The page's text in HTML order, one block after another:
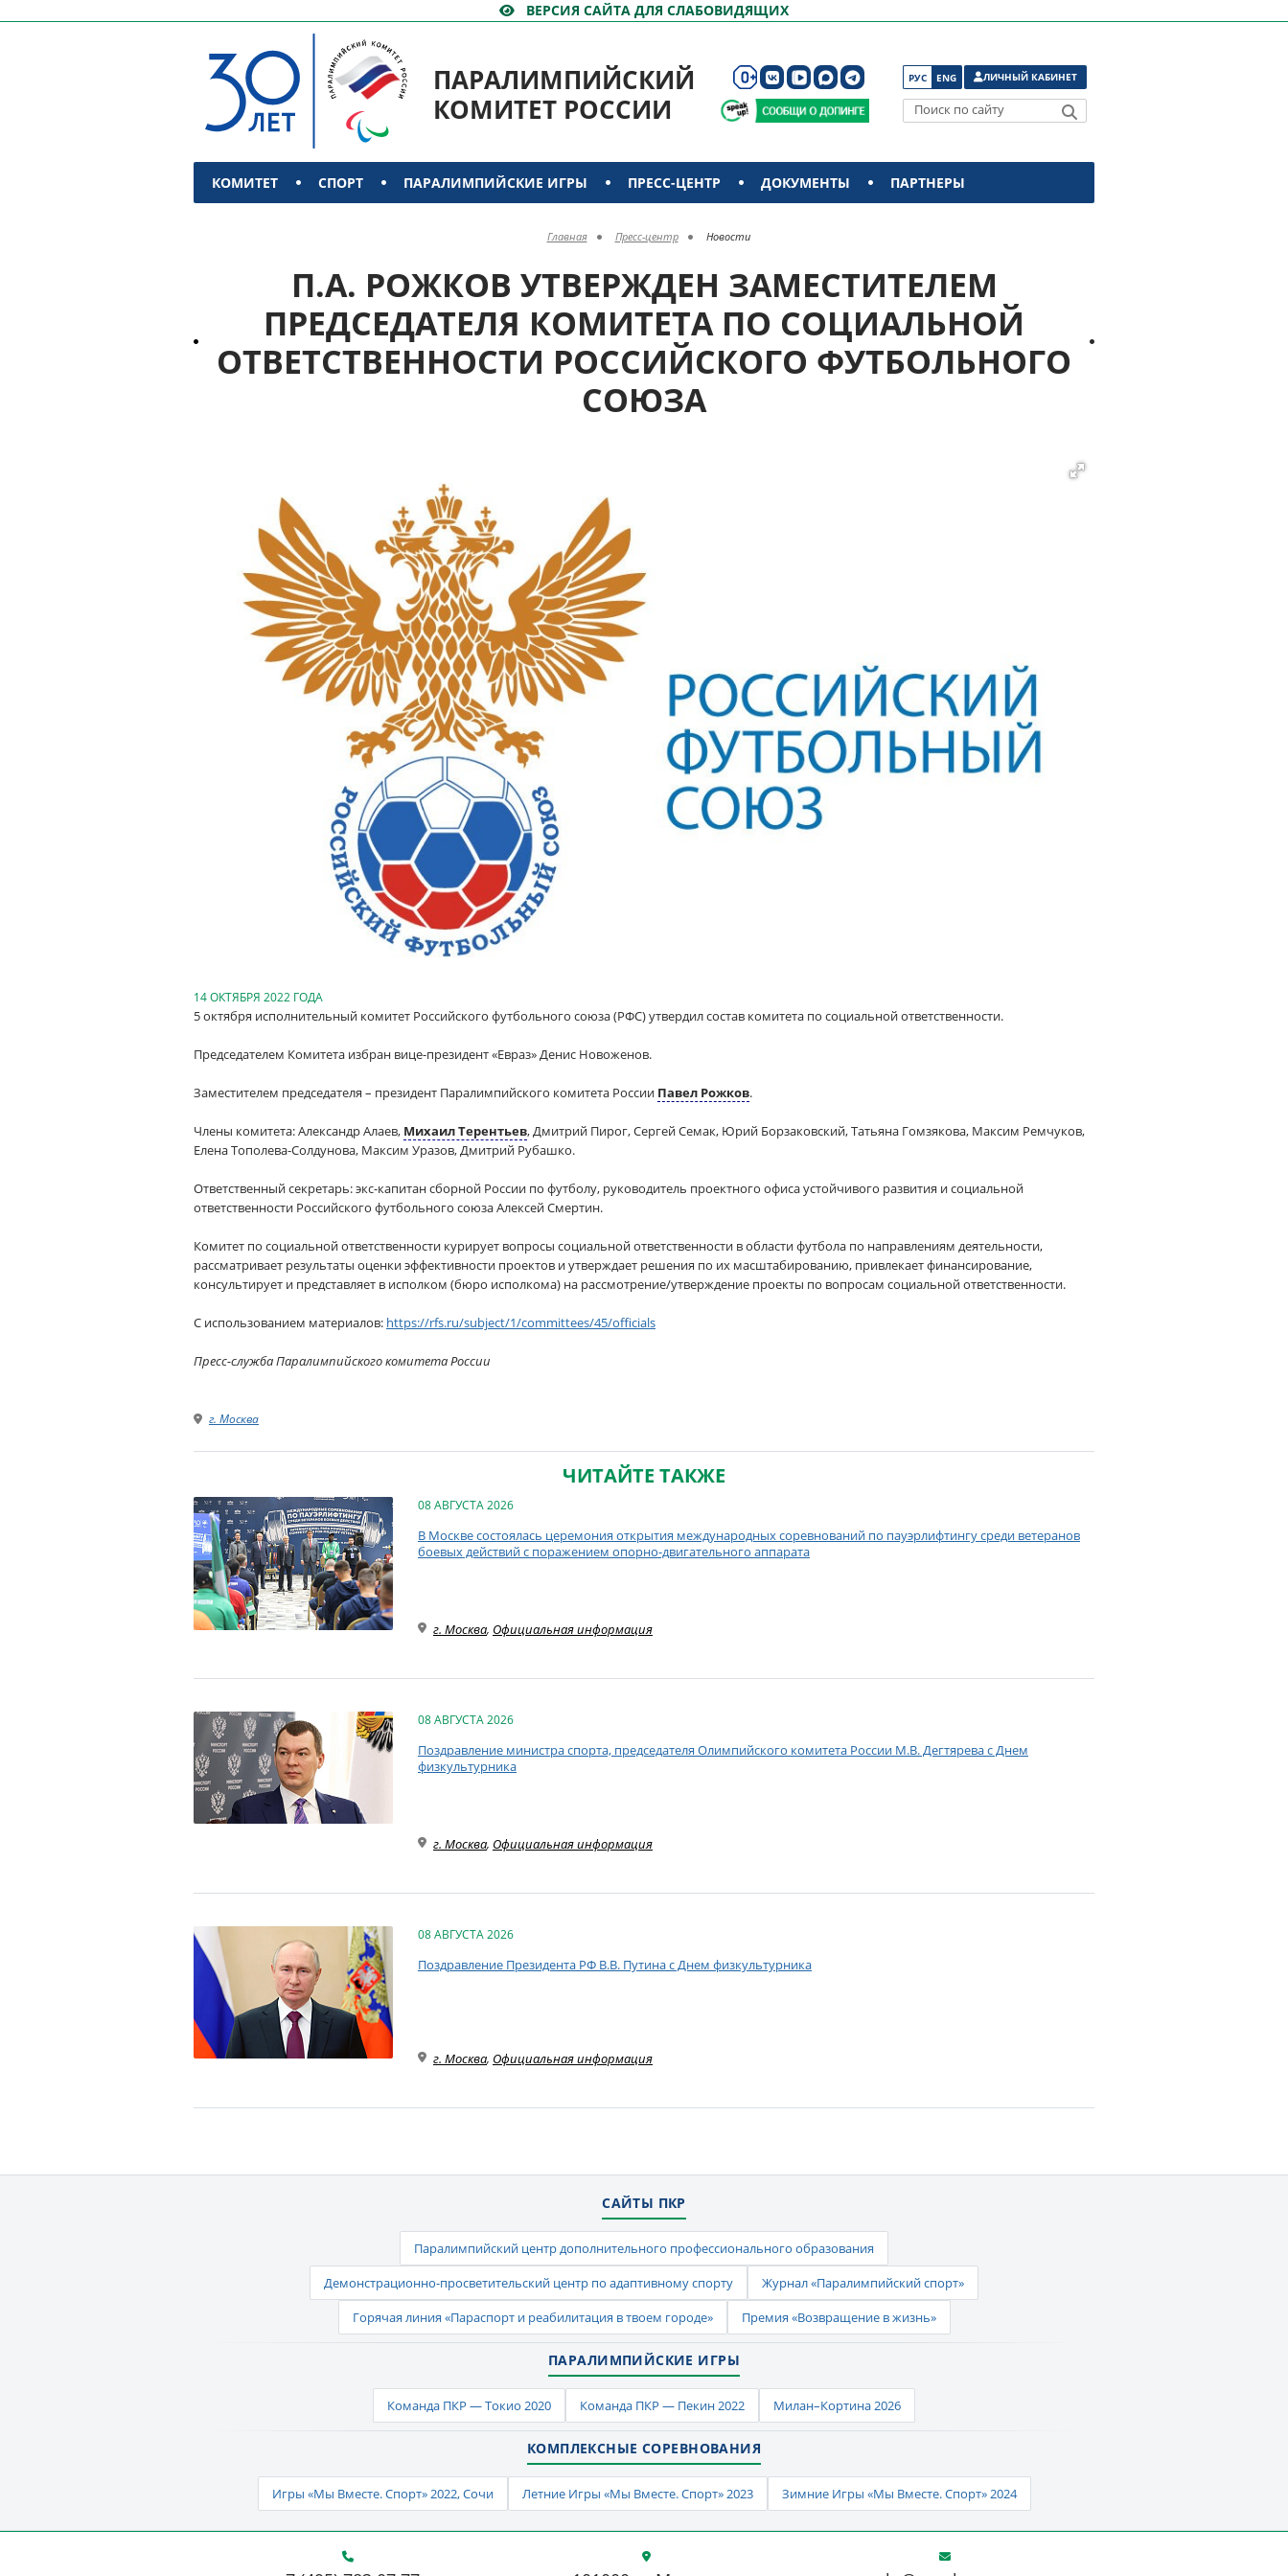
ВЕРСИЯ САЙТА ДЛЯ СЛАБОВИДЯЩИХ
ПАРАЛИМПИЙСКИЙ
КОМИТЕТ РОССИИ
РУС ENG ЛИЧНЫЙ КАБИНЕТ
Поиск по сайту
КОМИТЕТ СПОРТ ПАРАЛИМПИЙСКИЕ ИГРЫ ПРЕСС-ЦЕНТР ДОКУМЕНТЫ ПАРТНЕРЫ
Главная Пресс-центр Новости
П.А. РОЖКОВ УТВЕРЖДЕН ЗАМЕСТИТЕЛЕМ
ПРЕДСЕДАТЕЛЯ КОМИТЕТА ПО СОЦИАЛЬНОЙ
ОТВЕТСТВЕННОСТИ РОССИЙСКОГО ФУТБОЛЬНОГО
СОЮЗА
14 ОКТЯБРЯ 2022 ГОДА
5 октября исполнительный комитет Российского футбольного союза (РФС) утвердил состав комитета по социальной ответственности.
Председателем Комитета избран вице-президент «Евраз» Денис Новоженов.
Заместителем председателя – президент Паралимпийского комитета России Павел Рожков.
Члены комитета: Александр Алаев, Михаил Терентьев, Дмитрий Пирог, Сергей Семак, Юрий Борзаковский, Татьяна Гомзякова, Максим Ремчуков,
Елена Тополева-Солдунова, Максим Уразов, Дмитрий Рубашко.
Ответственный секретарь: экс-капитан сборной России по футболу, руководитель проектного офиса устойчивого развития и социальной
ответственности Российского футбольного союза Алексей Смертин.
Комитет по социальной ответственности курирует вопросы социальной ответственности в области футбола по направлениям деятельности,
рассматривает результаты оценки эффективности проектов и утверждает решения по их масштабированию, привлекает финансирование,
консультирует и представляет в исполком (бюро исполкома) на рассмотрение/утверждение проекты по вопросам социальной ответственности.
С использованием материалов: https://rfs.ru/subject/1/committees/45/officials
Пресс-служба Паралимпийского комитета России
г. Москва
ЧИТАЙТЕ ТАКЖЕ
08 АВГУСТА 2026
В Москве состоялась церемония открытия международных соревнований по пауэрлифтингу среди ветеранов
боевых действий с поражением опорно-двигательного аппарата
г. Москва, Официальная информация
08 АВГУСТА 2026
Поздравление министра спорта, председателя Олимпийского комитета России М.В. Дегтярева с Днем
физкультурника
г. Москва, Официальная информация
08 АВГУСТА 2026
Поздравление Президента РФ В.В. Путина с Днем физкультурника
г. Москва, Официальная информация
САЙТЫ ПКР
Паралимпийский центр дополнительного профессионального образования
Демонстрационно-просветительский центр по адаптивному спорту
Журнал «Паралимпийский спорт»
Горячая линия «Параспорт и реабилитация в твоем городе»
Премия «Возвращение в жизнь»
ПАРАЛИМПИЙСКИЕ ИГРЫ
Команда ПКР — Токио 2020 Команда ПКР — Пекин 2022 Милан–Кортина 2026
КОМПЛЕКСНЫЕ СОРЕВНОВАНИЯ
Игры «Мы Вместе. Спорт» 2022, Сочи Летние Игры «Мы Вместе. Спорт» 2023 Зимние Игры «Мы Вместе. Спорт» 2024